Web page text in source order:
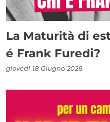
La Maturità di
é Frank Furedi?
giovedì 18 Giugno 2026